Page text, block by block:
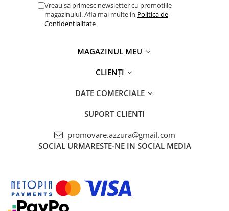
Vreau sa primesc newsletter cu promotiile
magazinului. Afla mai multe in Politica de
Confidentialitate
MAGAZINUL MEU
CLIENȚI
DATE COMERCIALE
SUPORT CLIENTI
promovare.azzura@gmail.com
SOCIAL URMARESTE-NE IN SOCIAL MEDIA